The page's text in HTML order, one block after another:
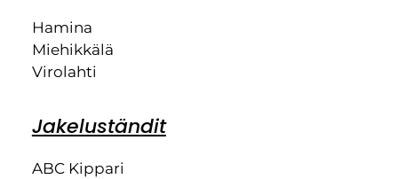
Hamina
Miehikkälä
Virolahti
Jakeluständit
ABC Kippari